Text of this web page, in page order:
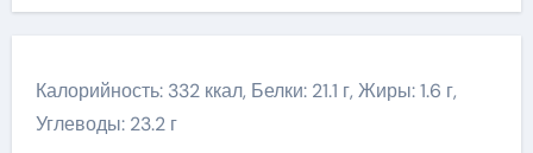
Калорийность: 332 ккал, Белки: 21.1 г, Жиры: 1.6 г,
Углеводы: 23.2 г